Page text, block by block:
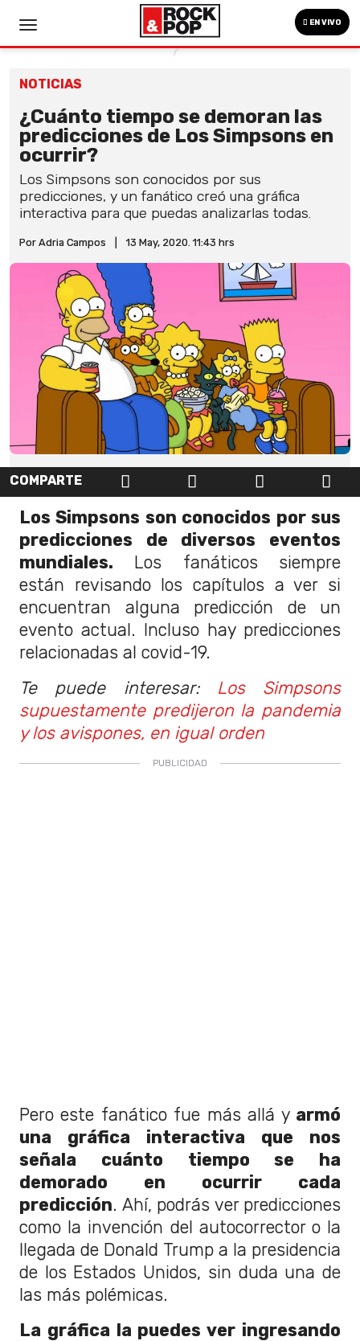
EN VIVO
NOTICIAS
¿Cuánto tiempo se demoran las
predicciones de Los Simpsons en
ocurrir?
Los Simpsons son conocidos por sus
predicciones, y un fanático creó una gráfica
interactiva para que puedas analizarlas todas.
Por Adria Campos 13 May, 2020. 11:43 hrs
COMPARTE
Los Simpsons son conocidos por sus
predicciones de diversos eventos
mundiales. Los fanáticos siempre
están revisando los capítulos a ver si
encuentran alguna predicción de un
evento actual. Incluso hay predicciones
relacionadas al covid-19.
Te puede interesar: Los Simpsons
supuestamente predijeron la pandemia
y los avispones, en igual orden
Pero este fanático fue más allá y armó
una gráfica interactiva que nos
señala cuánto tiempo se ha
demorado en ocurrir cada
predicción. Ahí, podrás ver predicciones
como la invención del autocorrector o la
llegada de Donald Trump a la presidencia
de los Estados Unidos, sin duda una de
las más polémicas.
La gráfica la puedes ver ingresando